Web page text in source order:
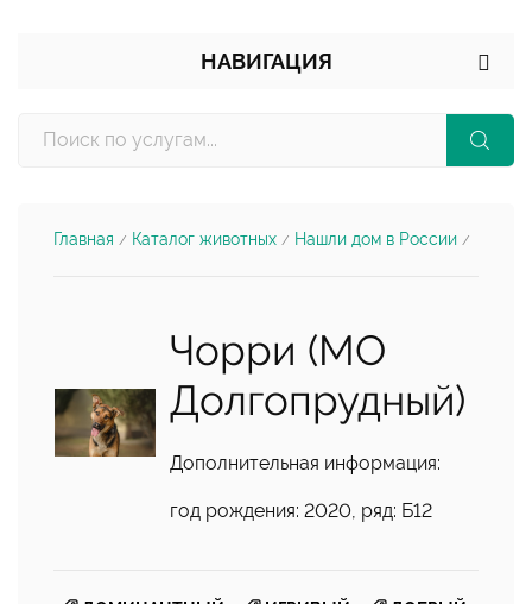
НАВИГАЦИЯ
Главная / Каталог животных / Нашли дом в России /
Чорри (МО
Долгопрудный)
Дополнительная информация:
год рождения: 2020, ряд: Б12